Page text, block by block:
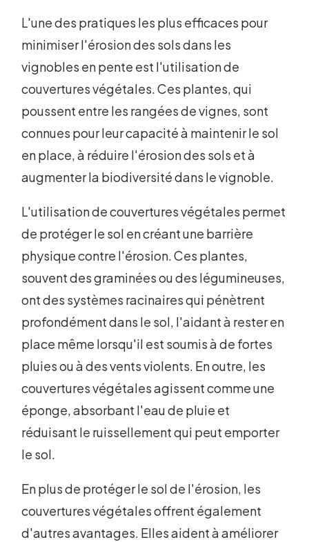
L'une des pratiques les plus efficaces pour
minimiser l'érosion des sols dans les
vignobles en pente est l'utilisation de
couvertures végétales. Ces plantes, qui
poussent entre les rangées de vignes, sont
connues pour leur capacité à maintenir le sol
en place, à réduire l'érosion des sols et à
augmenter la biodiversité dans le vignoble.
L'utilisation de couvertures végétales permet
de protéger le sol en créant une barrière
physique contre l'érosion. Ces plantes,
souvent des graminées ou des légumineuses,
ont des systèmes racinaires qui pénètrent
profondément dans le sol, l'aidant à rester en
place même lorsqu'il est soumis à de fortes
pluies ou à des vents violents. En outre, les
couvertures végétales agissent comme une
éponge, absorbant l'eau de pluie et
réduisant le ruissellement qui peut emporter
le sol.
En plus de protéger le sol de l'érosion, les
couvertures végétales offrent également
d'autres avantages. Elles aident à améliorer